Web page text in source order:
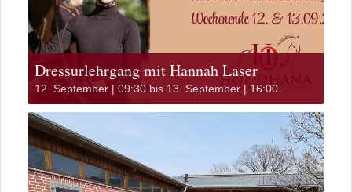
Dressurlehrgang mit Hannah Laser
12. September | 09:30 bis 13. September | 16:00